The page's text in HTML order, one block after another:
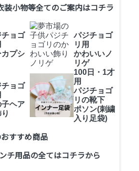
装小物等全てのご案内はコチラ
ョゴ
プシ
パジチョゴ
リ用
かわいいノ
リゲ
ョゴ
子ヘア
100日・1才
用
パジチョゴ
リの靴下
ポソン(刺繍
入り足袋)
すすめ商品
チ用品の全てはコチラから